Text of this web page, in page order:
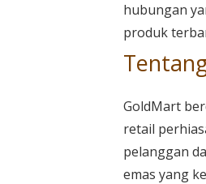
hubungan
produk
GoldMart
retail
pelanggan
emas yang